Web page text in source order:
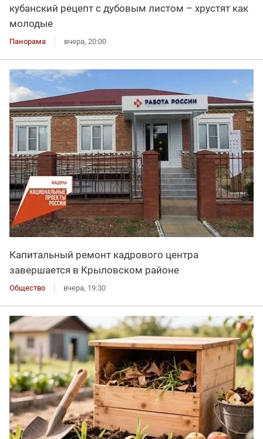
кубанский рецепт с дубовым листом – хрустят как
молодые
Панорама вчера, 20:00
Капитальный ремонт кадрового центра
завершается в Крыловском районе
Общество вчера, 19:30